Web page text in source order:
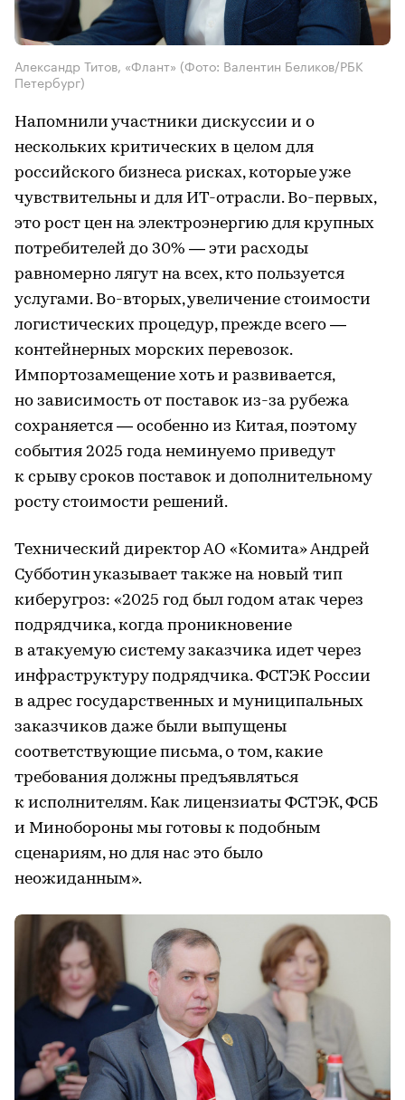
Александр Титов, «Флант» (Фото: Валентин Беликов/РБК
Петербург)
Напомнили участники дискуссии и о
нескольких критических в целом для
российского бизнеса рисках, которые уже
чувствительны и для ИТ-отрасли. Во-первых,
это рост цен на электроэнергию для крупных
потребителей до 30% — эти расходы
равномерно лягут на всех, кто пользуется
услугами. Во-вторых, увеличение стоимости
логистических процедур, прежде всего —
контейнерных морских перевозок.
Импортозамещение хоть и развивается,
но зависимость от поставок из-за рубежа
сохраняется — особенно из Китая, поэтому
события 2025 года неминуемо приведут
к срыву сроков поставок и дополнительному
росту стоимости решений.
Технический директор АО «Комита» Андрей
Субботин указывает также на новый тип
киберугроз: «2025 год был годом атак через
подрядчика, когда проникновение
в атакуемую систему заказчика идет через
инфраструктуру подрядчика. ФСТЭК России
в адрес государственных и муниципальных
заказчиков даже были выпущены
соответствующие письма, о том, какие
требования должны предъявляться
к исполнителям. Как лицензиаты ФСТЭК, ФСБ
и Минобороны мы готовы к подобным
сценариям, но для нас это было
неожиданным».